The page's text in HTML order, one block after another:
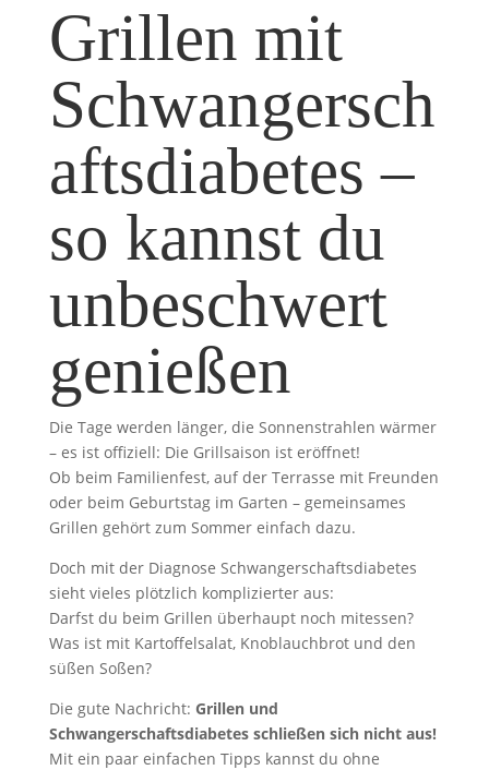
Grillen mit
Schwangersch
aftsdiabetes –
so kannst du
unbeschwert
genießen
Die Tage werden länger, die Sonnenstrahlen wärmer
– es ist offiziell: Die Grillsaison ist eröffnet!
Ob beim Familienfest, auf der Terrasse mit Freunden
oder beim Geburtstag im Garten – gemeinsames
Grillen gehört zum Sommer einfach dazu.
Doch mit der Diagnose Schwangerschaftsdiabetes
sieht vieles plötzlich komplizierter aus:
Darfst du beim Grillen überhaupt noch mitessen?
Was ist mit Kartoffelsalat, Knoblauchbrot und den
süßen Soßen?
Die gute Nachricht: Grillen und
Schwangerschaftsdiabetes schließen sich nicht aus!
Mit ein paar einfachen Tipps kannst du ohne